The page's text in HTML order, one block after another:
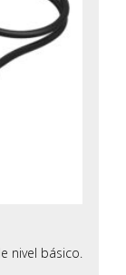
nivel básico.